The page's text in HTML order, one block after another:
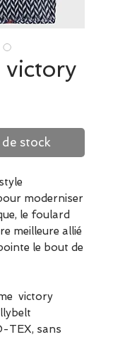
stock
moderniser
le foulard
meilleure allié
le bout de
victory
TEX, sans